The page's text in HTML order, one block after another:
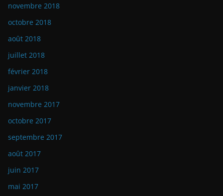
novembre 2018
octobre 2018
août 2018
juillet 2018
février 2018
janvier 2018
novembre 2017
octobre 2017
septembre 2017
août 2017
juin 2017
mai 2017